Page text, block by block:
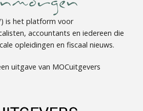
Joost Severs
is het platform voor
accountants en iedereen die
opleidingen en fiscaal nieuws.
uitgave van MOCuitgevers